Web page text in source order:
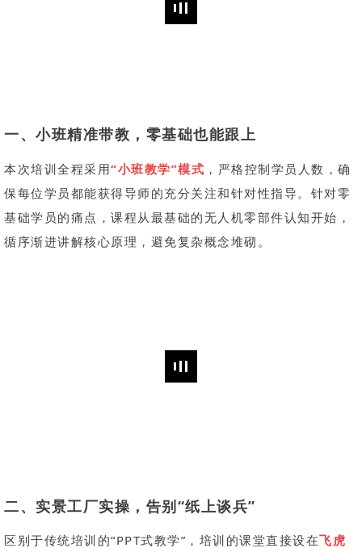
一、 小班精准带教，零基础也能跟上
本次培训全程采用“小班教学”模式 ，严格控制学员人数，确
保每位学员都能获得导师的充分关注和针对性指导。针对零
基础学员的痛点，课程从最基础的无人机零部件认知开始，
循序渐进讲解核心原理，避免复杂概念堆砌。
二、 实景工厂实操，告别“纸上谈兵”
区别于传统培训的“PPT式教学”，培训的课堂直接设在飞虎